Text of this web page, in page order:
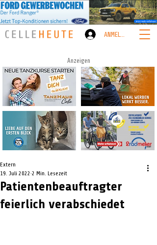
ANMELDEN
Anzeigen
Patientenbeauftragter
feierlich verabschiedet
Extern
19. Juli 2022 2 Min. Lesezeit